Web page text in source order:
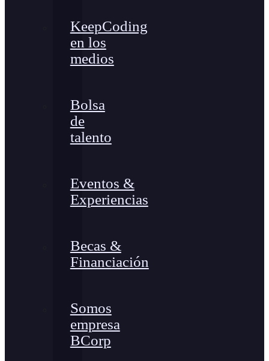
KeepCoding
en los
medios
Bolsa
de
talento
Eventos &
Experiencias
Becas &
Financiación
Somos
empresa
BCorp